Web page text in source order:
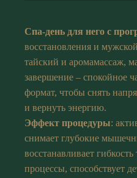
Спа-день для него с
восстановления и
тайский и аромамассаж,
завершение – спокойное
формат, чтобы снять
и вернуть энергию.
Эффект процедуры:
снимает глубокие
восстанавливает
процессы, способствует